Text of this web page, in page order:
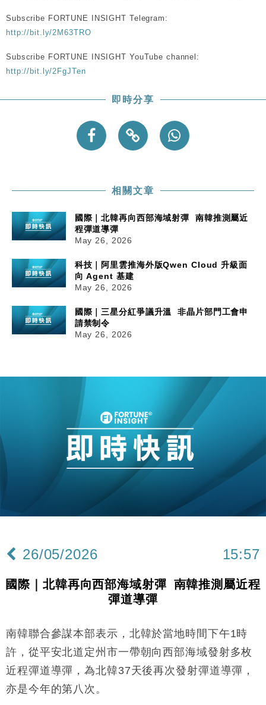
11:40
Google晶片
25%
18:15
本地｜新世界K11 9月升級會員制度 增鉑金卡級別鎖
17:40
財經｜本港6月零售額連升14個月 珠寶鐘錶銷售升勢
財經｜滙控重啟最多10億美元回購 派息比率目標維持
Subscribe FORTUNE INSIGHT Telegram:
http://bit.ly/2M63TRO
Subscribe FORTUNE INSIGHT YouTube channel:
http://bit.ly/2FgJTen
即時分享
相關文章
國際｜北韓再向西部海域射彈 南韓推測屬近
程彈道導彈
May 26, 2026
科技｜阿里雲推海外版Qwen Cloud 升級面
向 Agent 基建
May 26, 2026
國際｜三星分紅爭議升溫 非晶片部門工會申
請禁制令
May 26, 2026
26/05/2026 15:57
國際｜北韓再向西部海域射彈 南韓推測屬近程
彈道導彈
南韓聯合參謀本部表示，北韓於當地時間下午1時
許，從平安北道定州市一帶朝向西部海域發射多枚
近程彈道導彈，為北韓37天後再次發射彈道導彈，
亦是今年的第八次。